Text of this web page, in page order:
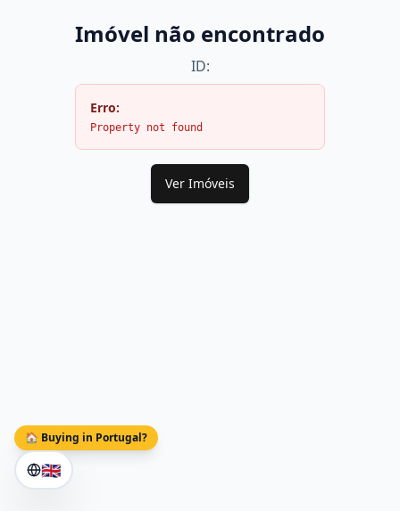
🏠 Buying in Portugal?
🇬🇧
Imóvel não encontrado
ID:
Erro:
Property not found
Ver Imóveis